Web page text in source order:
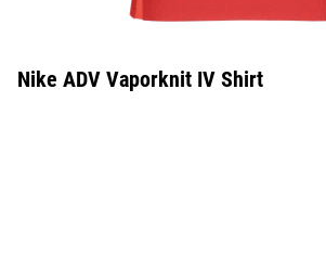
Nike ADV Vaporknit IV Shirt